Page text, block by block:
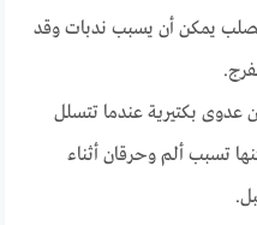
يمكن أن يسبب ندبات وقد
عدوى بكتيرية عندما تتسلل
تسبب ألم وحرقان أثناء